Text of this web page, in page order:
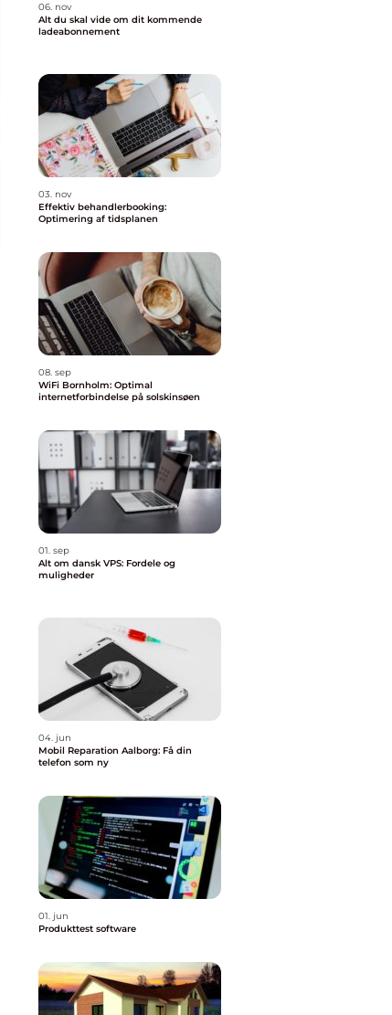
06. nov
Alt du skal vide om dit kommende
ladeabonnement
03. nov
Effektiv behandlerbooking:
Optimering af tidsplanen
08. sep
WiFi Bornholm: Optimal
internetforbindelse på solskinsøen
01. sep
Alt om dansk VPS: Fordele og
muligheder
04. jun
Mobil Reparation Aalborg: Få din
telefon som ny
01. jun
Produkttest software